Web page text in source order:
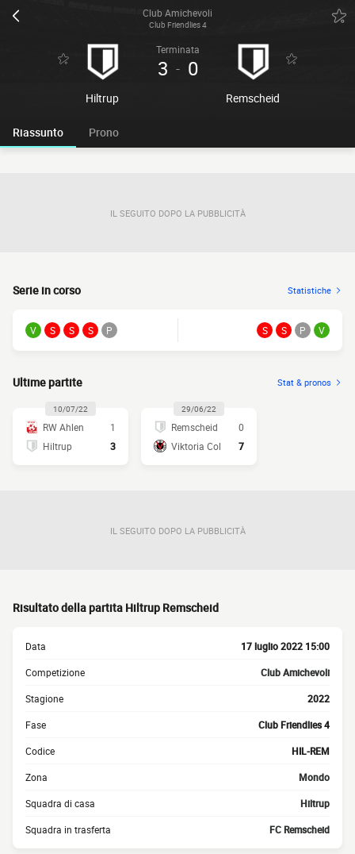
Club Amichevoli
Club Friendlies 4
Hiltrup
Terminata
3 - 0
Remscheid
Riassunto Prono
IL SEGUITO DOPO LA PUBBLICITÀ
Serie in corso Statistiche
V S S S P S S P V
Ultime partite Stat & pronos
10/07/22
RW Ahlen
1
Hiltrup
3
29/06/22
Remscheid
0
Viktoria Col
7
IL SEGUITO DOPO LA PUBBLICITÀ
Risultato della partita Hiltrup Remscheid
Data 17 luglio 2022 15:00
Competizione Club Amichevoli
Stagione 2022
Fase Club Friendlies 4
Codice HIL-REM
Zona Mondo
Squadra di casa Hiltrup
Squadra in trasferta FC Remscheid